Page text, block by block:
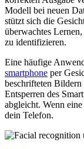
Modell bei neuen
stützt sich die
überwachtes
zu identifizieren.
Eine häufige
smartphone per
beschrifteten Bildern
Entsperren des
abgleicht. Wenn
dein Telefon.